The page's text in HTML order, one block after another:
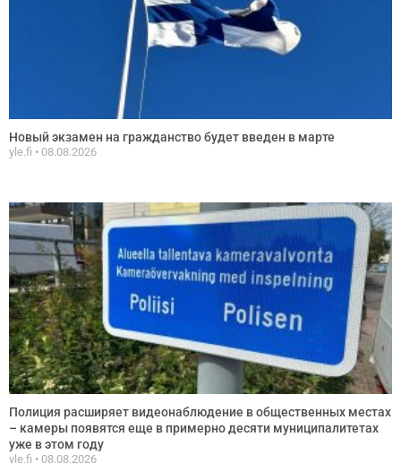
Новый экзамен на гражданство будет введен в марте
yle.fi 08.08.2026
Полиция расширяет видеонаблюдение в общественных местах
– камеры появятся еще в примерно десяти муниципалитетах
уже в этом году
yle.fi 08.08.2026